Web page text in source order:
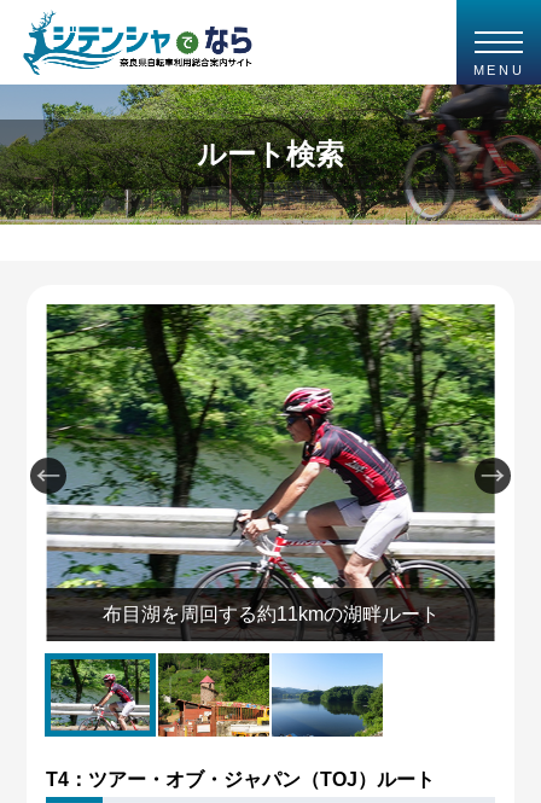
MENU
ルート検索
布目湖を周回する約11kmの湖畔ルート
T4：ツアー・オブ・ジャパン（TOJ）ルート